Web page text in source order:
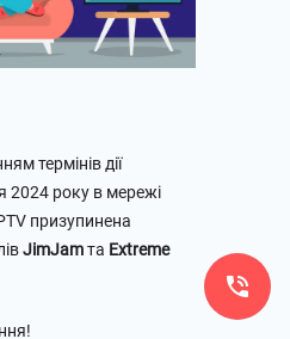
термінів дії
2024 року в мережі
призупинена
JimJamта Extreme